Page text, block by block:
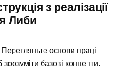
з реалізації
Либи
Перегляньте основи праці
базові концепти.